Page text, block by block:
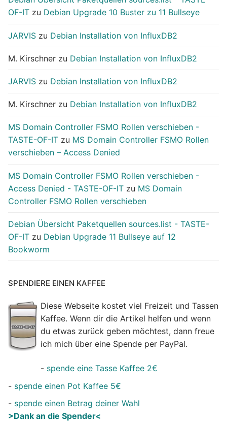
OF-IT zu Debian Upgrade 10 Buster zu 11 Bullseye
JARVIS zu Debian Installation von InfluxDB2
M. Kirschner zu Debian Installation von InfluxDB2
JARVIS zu Debian Installation von InfluxDB2
M. Kirschner zu Debian Installation von InfluxDB2
MS Domain Controller FSMO Rollen verschieben -
TASTE-OF-IT zu MS Domain Controller FSMO Rollen
verschieben – Access Denied
MS Domain Controller FSMO Rollen verschieben -
Access Denied - TASTE-OF-IT zu MS Domain
Controller FSMO Rollen verschieben
Debian Übersicht Paketquellen sources.list - TASTE-
OF-IT zu Debian Upgrade 11 Bullseye auf 12
Bookworm
SPENDIERE EINEN KAFFEE
Diese Webseite kostet viel Freizeit und Tassen
Kaffee. Wenn dir die Artikel helfen und wenn
du etwas zurück geben möchtest, dann freue
ich mich über eine Spende per PayPal.
- spende eine Tasse Kaffee 2€
- spende einen Pot Kaffee 5€
- spende einen Betrag deiner Wahl
>Dank an die Spender<